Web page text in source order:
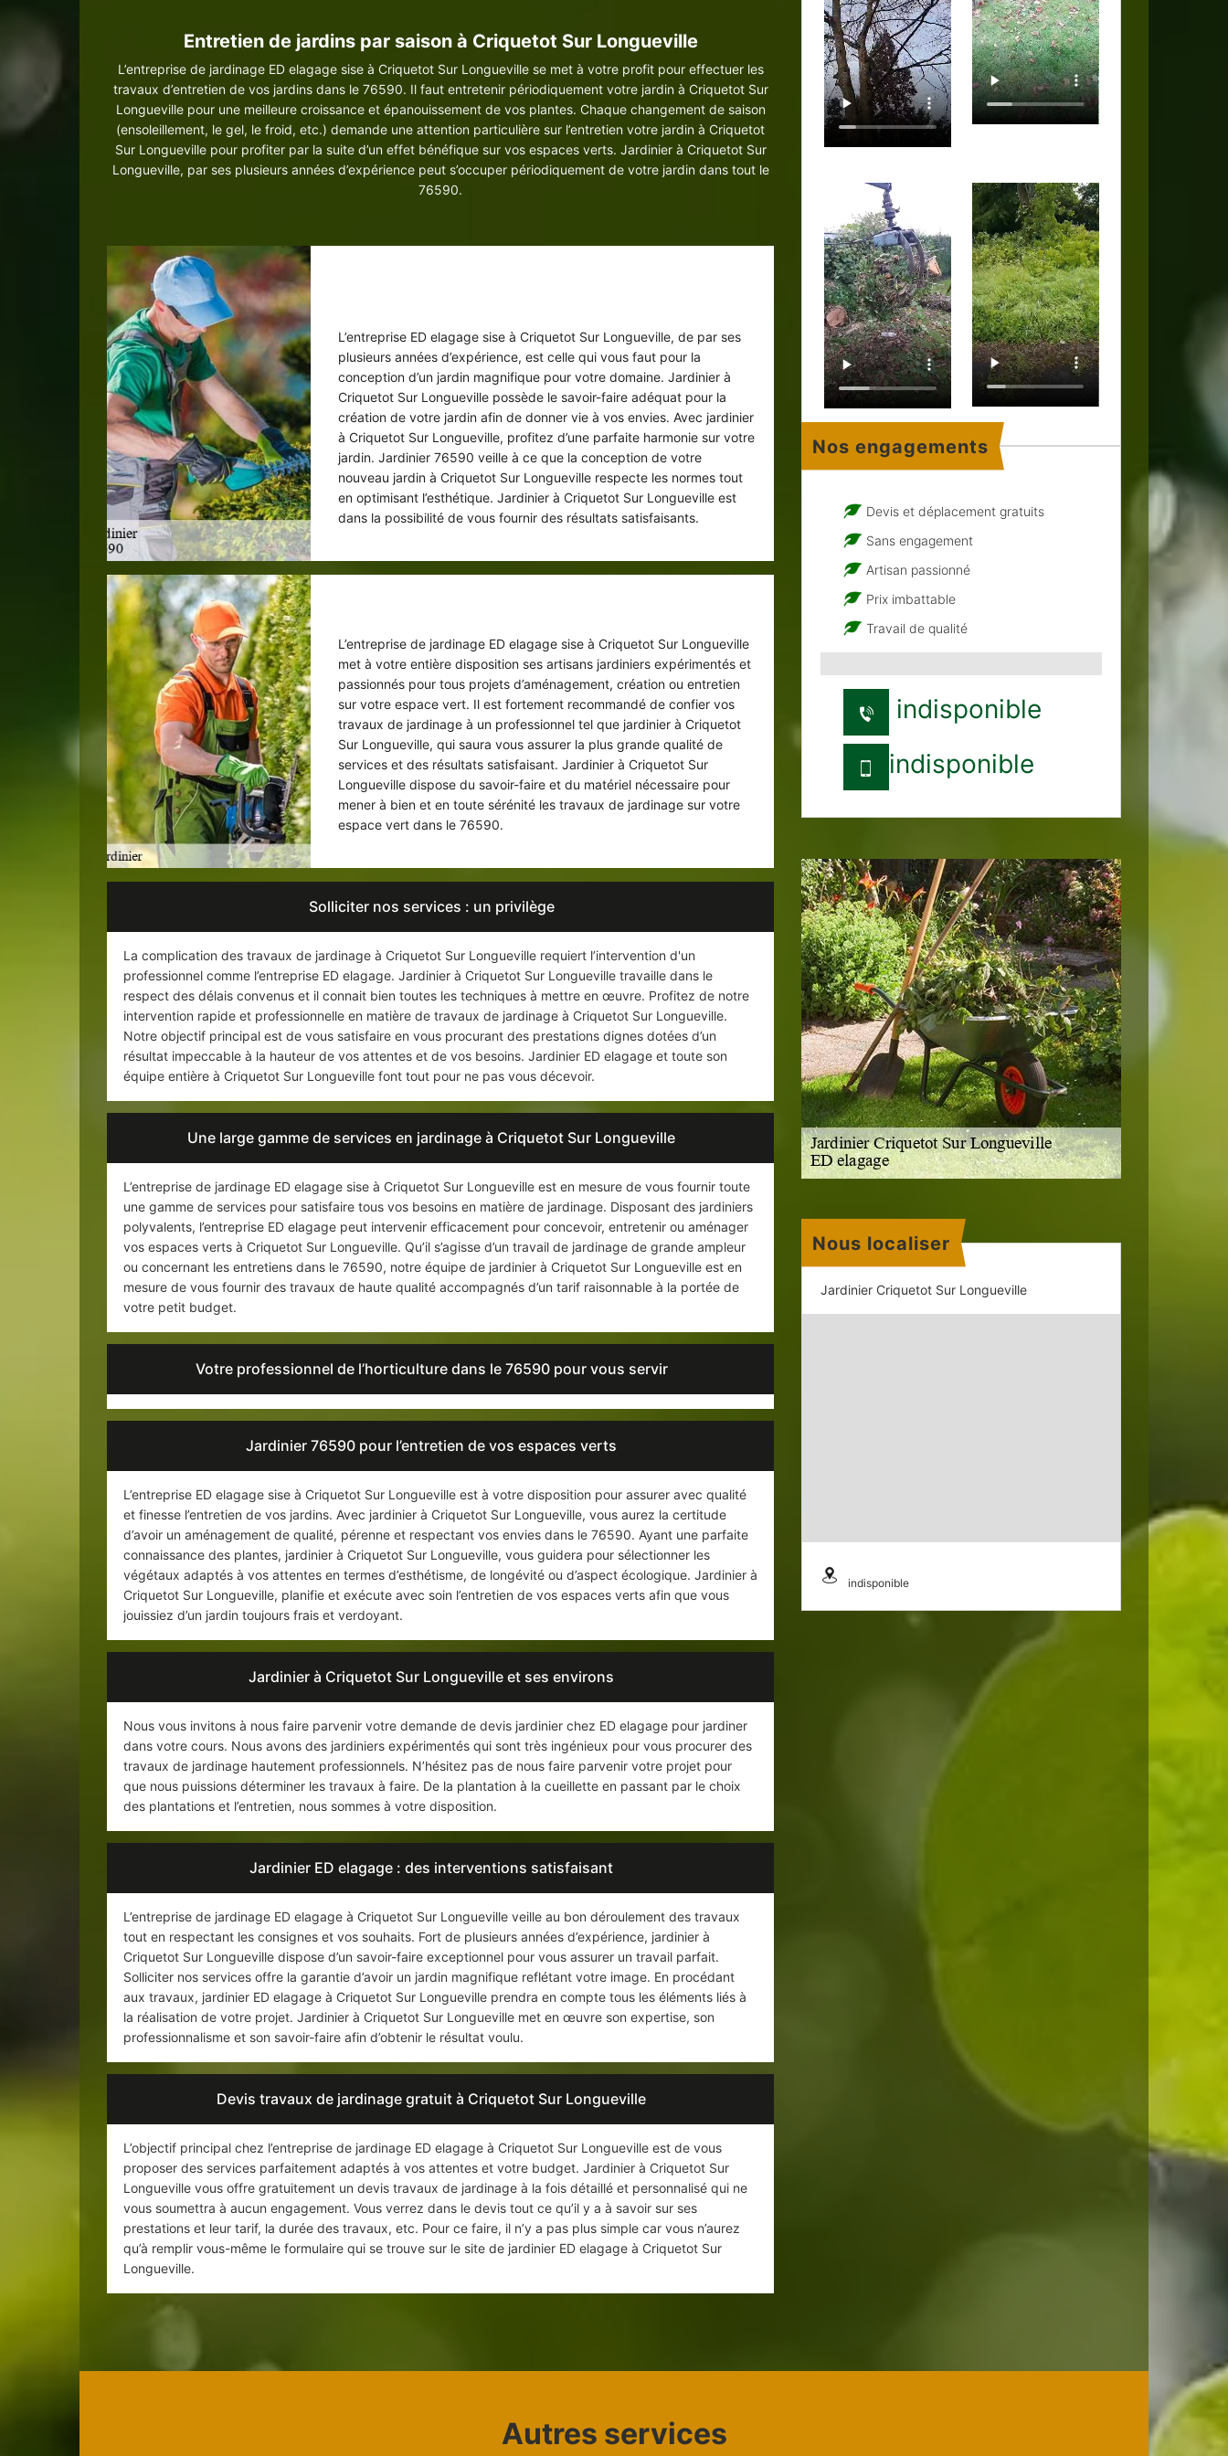
Entretien de jardins par saison à Criquetot Sur Longueville
L’entreprise de jardinage ED elagage sise à Criquetot Sur Longueville se met à votre profit pour effectuer les
travaux d’entretien de vos jardins dans le 76590. Il faut entretenir périodiquement votre jardin à Criquetot Sur
Longueville pour une meilleure croissance et épanouissement de vos plantes. Chaque changement de saison
(ensoleillement, le gel, le froid, etc.) demande une attention particulière sur l’entretien votre jardin à Criquetot
Sur Longueville pour profiter par la suite d’un effet bénéfique sur vos espaces verts. Jardinier à Criquetot Sur
Longueville, par ses plusieurs années d’expérience peut s’occuper périodiquement de votre jardin dans tout le
76590.
L’entreprise ED elagage sise à Criquetot Sur Longueville, de par ses
plusieurs années d’expérience, est celle qui vous faut pour la
conception d’un jardin magnifique pour votre domaine. Jardinier à
Criquetot Sur Longueville possède le savoir-faire adéquat pour la
création de votre jardin afin de donner vie à vos envies. Avec jardinier
à Criquetot Sur Longueville, profitez d’une parfaite harmonie sur votre
jardin. Jardinier 76590 veille à ce que la conception de votre
nouveau jardin à Criquetot Sur Longueville respecte les normes tout
en optimisant l’esthétique. Jardinier à Criquetot Sur Longueville est
dans la possibilité de vous fournir des résultats satisfaisants.
L’entreprise de jardinage ED elagage sise à Criquetot Sur Longueville
met à votre entière disposition ses artisans jardiniers expérimentés et
passionnés pour tous projets d’aménagement, création ou entretien
sur votre espace vert. Il est fortement recommandé de confier vos
travaux de jardinage à un professionnel tel que jardinier à Criquetot
Sur Longueville, qui saura vous assurer la plus grande qualité de
services et des résultats satisfaisant. Jardinier à Criquetot Sur
Longueville dispose du savoir-faire et du matériel nécessaire pour
mener à bien et en toute sérénité les travaux de jardinage sur votre
espace vert dans le 76590.
Solliciter nos services : un privilège
La complication des travaux de jardinage à Criquetot Sur Longueville requiert l’intervention d'un
professionnel comme l’entreprise ED elagage. Jardinier à Criquetot Sur Longueville travaille dans le
respect des délais convenus et il connait bien toutes les techniques à mettre en œuvre. Profitez de notre
intervention rapide et professionnelle en matière de travaux de jardinage à Criquetot Sur Longueville.
Notre objectif principal est de vous satisfaire en vous procurant des prestations dignes dotées d’un
résultat impeccable à la hauteur de vos attentes et de vos besoins. Jardinier ED elagage et toute son
équipe entière à Criquetot Sur Longueville font tout pour ne pas vous décevoir.
Une large gamme de services en jardinage à Criquetot Sur Longueville
L’entreprise de jardinage ED elagage sise à Criquetot Sur Longueville est en mesure de vous fournir toute
une gamme de services pour satisfaire tous vos besoins en matière de jardinage. Disposant des jardiniers
polyvalents, l’entreprise ED elagage peut intervenir efficacement pour concevoir, entretenir ou aménager
vos espaces verts à Criquetot Sur Longueville. Qu’il s’agisse d’un travail de jardinage de grande ampleur
ou concernant les entretiens dans le 76590, notre équipe de jardinier à Criquetot Sur Longueville est en
mesure de vous fournir des travaux de haute qualité accompagnés d’un tarif raisonnable à la portée de
votre petit budget.
Votre professionnel de l’horticulture dans le 76590 pour vous servir
Jardinier 76590 pour l’entretien de vos espaces verts
L’entreprise ED elagage sise à Criquetot Sur Longueville est à votre disposition pour assurer avec qualité
et finesse l’entretien de vos jardins. Avec jardinier à Criquetot Sur Longueville, vous aurez la certitude
d’avoir un aménagement de qualité, pérenne et respectant vos envies dans le 76590. Ayant une parfaite
connaissance des plantes, jardinier à Criquetot Sur Longueville, vous guidera pour sélectionner les
végétaux adaptés à vos attentes en termes d’esthétisme, de longévité ou d’aspect écologique. Jardinier à
Criquetot Sur Longueville, planifie et exécute avec soin l’entretien de vos espaces verts afin que vous
jouissiez d’un jardin toujours frais et verdoyant.
Jardinier à Criquetot Sur Longueville et ses environs
Nous vous invitons à nous faire parvenir votre demande de devis jardinier chez ED elagage pour jardiner
dans votre cours. Nous avons des jardiniers expérimentés qui sont très ingénieux pour vous procurer des
travaux de jardinage hautement professionnels. N’hésitez pas de nous faire parvenir votre projet pour
que nous puissions déterminer les travaux à faire. De la plantation à la cueillette en passant par le choix
des plantations et l’entretien, nous sommes à votre disposition.
Jardinier ED elagage : des interventions satisfaisant
L’entreprise de jardinage ED elagage à Criquetot Sur Longueville veille au bon déroulement des travaux
tout en respectant les consignes et vos souhaits. Fort de plusieurs années d’expérience, jardinier à
Criquetot Sur Longueville dispose d’un savoir-faire exceptionnel pour vous assurer un travail parfait.
Solliciter nos services offre la garantie d’avoir un jardin magnifique reflétant votre image. En procédant
aux travaux, jardinier ED elagage à Criquetot Sur Longueville prendra en compte tous les éléments liés à
la réalisation de votre projet. Jardinier à Criquetot Sur Longueville met en œuvre son expertise, son
professionnalisme et son savoir-faire afin d’obtenir le résultat voulu.
Devis travaux de jardinage gratuit à Criquetot Sur Longueville
L’objectif principal chez l’entreprise de jardinage ED elagage à Criquetot Sur Longueville est de vous
proposer des services parfaitement adaptés à vos attentes et votre budget. Jardinier à Criquetot Sur
Longueville vous offre gratuitement un devis travaux de jardinage à la fois détaillé et personnalisé qui ne
vous soumettra à aucun engagement. Vous verrez dans le devis tout ce qu’il y a à savoir sur ses
prestations et leur tarif, la durée des travaux, etc. Pour ce faire, il n’y a pas plus simple car vous n’aurez
qu’à remplir vous-même le formulaire qui se trouve sur le site de jardinier ED elagage à Criquetot Sur
Longueville.
Nos engagements
Devis et déplacement gratuits
Sans engagement
Artisan passionné
Prix imbattable
Travail de qualité
indisponible
indisponible
Nous localiser
Jardinier Criquetot Sur Longueville
indisponible
Autres services